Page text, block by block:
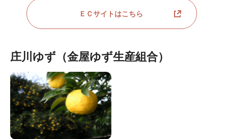
ＥＣサイトはこちら
庄川ゆず（金屋ゆず生産組合）